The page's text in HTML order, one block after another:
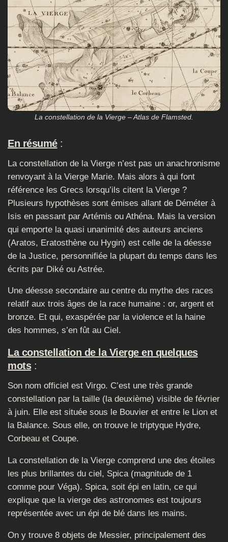
La constellation de la Vierge – Atlas de Flamsted.
En résumé:
La constellation de la Vierge n’est pas un anachronisme
renvoyant à la Vierge Marie. Mais alors à qui font
référence les Grecs lorsqu’ils citent la Vierge ?
Plusieurs hypothèses sont émises allant de Déméter à
Isis en passant par Artémis ou Athéna. Mais la version
qui emporte la quasi unanimité des auteurs anciens
(Aratos, Eratosthène ou Hygin) est celle de la déesse
de la Justice, personnifiée la plupart du temps dans les
écrits par Diké ou Astrée.
Une déesse secondaire au centre du mythe des races
relatif aux trois âges de la race humaine : or, argent et
bronze. Et qui, exaspérée par la violence et la haine
des hommes, s’en fût au Ciel.
La constellation de la Vierge en quelques
mots:
Son nom officiel est Virgo. C’est une très grande
constellation par la taille (la deuxième) visible de février
à juin. Elle est située sous le Bouvier et entre le Lion et
la Balance. Sous elle, on trouve le triptyque Hydre,
Corbeau et Coupe.
La constellation de la Vierge comprend une des étoiles
les plus brillantes du ciel, Spica (magnitude de 1
comme pour Véga). Spica, soit épi en latin, ce qui
explique que la vierge des astronomes est toujours
représentée avec un épi de blé dans les mains.
On y trouve 8 objets de Messier, principalement des